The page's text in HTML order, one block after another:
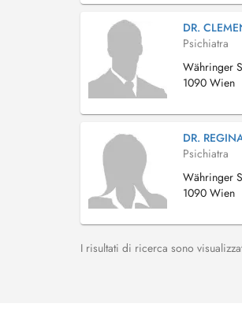
DR.
Psichiatra
Währinger
1090 Wien
DR.
Psichiatra
Währinger
1090 Wien
I risultati di ricerca sono